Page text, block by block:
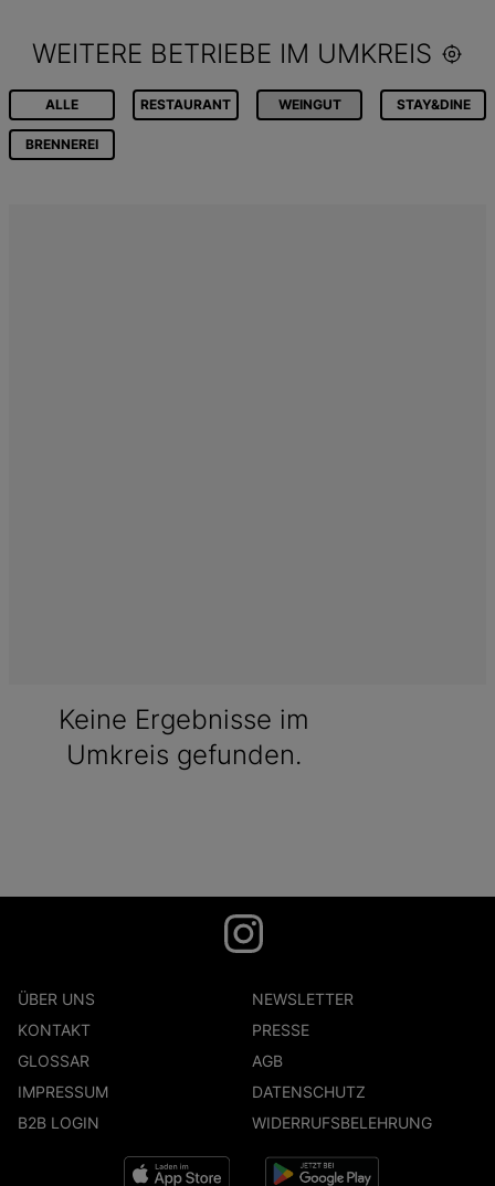
WEITERE BETRIEBE IM UMKREIS
ALLE RESTAURANT WEINGUT STAY&DINE
BRENNEREI
Keine Ergebnisse im
Umkreis gefunden.
ÜBER UNS
NEWSLETTER
KONTAKT
PRESSE
GLOSSAR
AGB
IMPRESSUM
DATENSCHUTZ
B2B LOGIN
WIDERRUFSBELEHRUNG